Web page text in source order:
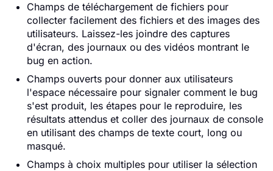
Champs de téléchargement de fichiers pour
collecter facilement des fichiers et des images des
utilisateurs. Laissez-les joindre des captures
d'écran, des journaux ou des vidéos montrant le
bug en action.
Champs ouverts pour donner aux utilisateurs
l'espace nécessaire pour signaler comment le bug
s'est produit, les étapes pour le reproduire, les
résultats attendus et coller des journaux de console
en utilisant des champs de texte court, long ou
masqué.
Champs à choix multiples pour utiliser la sélection